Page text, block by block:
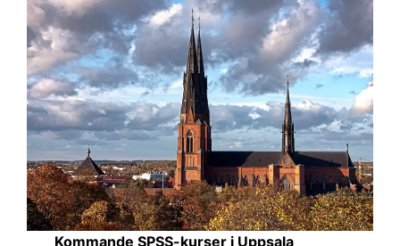
Kommande SPSS-kurser i Uppsala